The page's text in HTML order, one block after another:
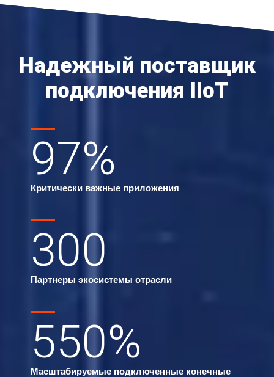
Надежный поставщик
подключения IIoT
97%
Критически важные приложения
300
Партнеры экосистемы отрасли
550%
Масштабируемые подключенные конечные